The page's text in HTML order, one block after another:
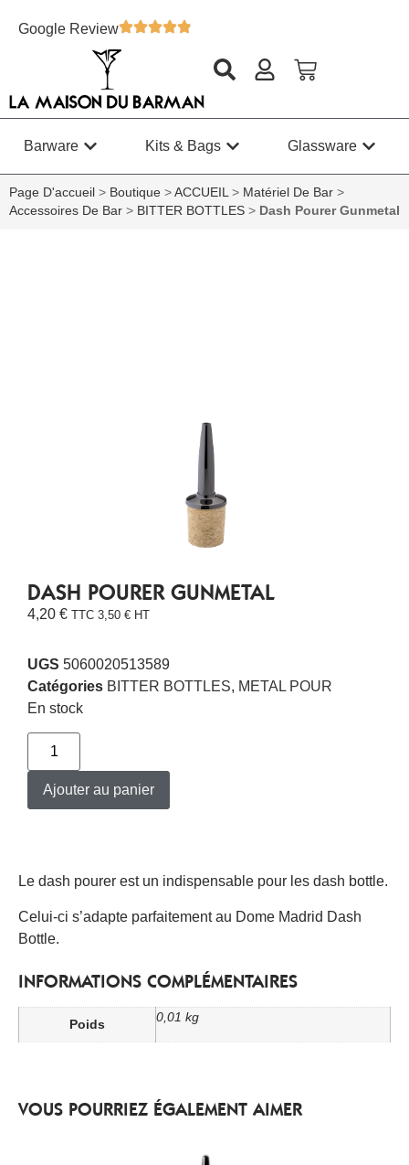
Google Review
Barware Kits & Bags Glassware
Page D'accueil > Boutique > ACCUEIL> Matériel De Bar >
Accessoires De Bar > BITTER BOTTLES > Dash Pourer Gunmetal
DASH POURER GUNMETAL
4,20 € TTC 3,50 € HT
UGS 5060020513589
Catégories BITTER BOTTLES, METAL POUR
En stock
Ajouter au panier
Le dash pourer est un indispensable pour les dash bottle.
Celui-ci s’adapte parfaitement au Dome Madrid Dash
Bottle.
INFORMATIONS COMPLÉMENTAIRES
Poids 0,01 kg
VOUS POURRIEZ ÉGALEMENT AIMER